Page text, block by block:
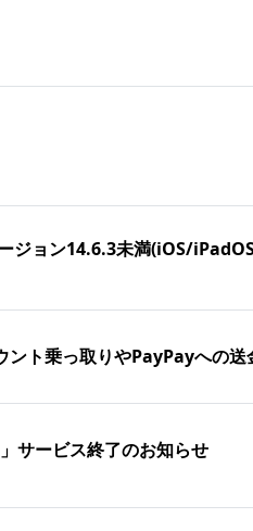
ージョン14.6.3未満(iOS/
ント乗っ取りやPayPayへの送
サービス終了のお知らせ